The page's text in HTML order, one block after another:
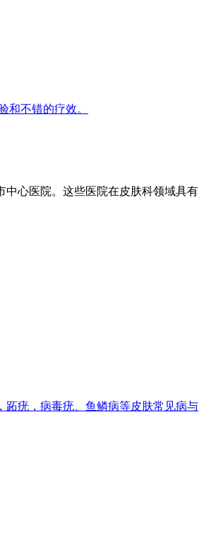
和不错的疗效。
心医院。这些医院在皮肤科领域具有
疣，病毒疣、鱼鳞病等皮肤常见病与